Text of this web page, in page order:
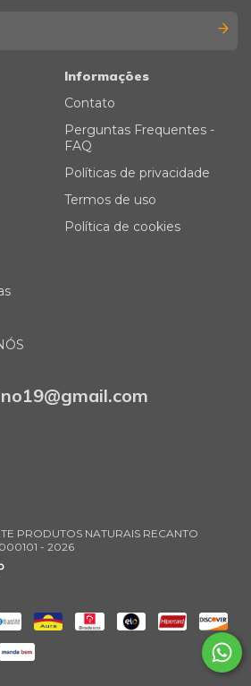
Informações
Contato
Perguntas Frequentes -
FAQ
Políticas de privacidade
Termos de uso
Política de cookies
PRODUTOS NATURAIS RECANTO
- 2026